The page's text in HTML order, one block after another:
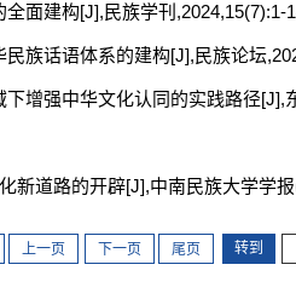
面建构[J],民族学刊,2024,15(7):1-
族话语体系的建构[J],民族论坛
增强中华文化认同的实践路径[J],
新道路的开辟[J],中南民族大学学
上一页 下一页 尾页